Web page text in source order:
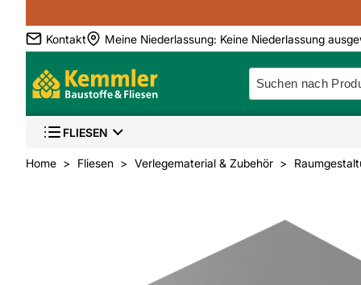
Kontakt
Meine Niederlassung: Keine Niederlassung
FLIESEN
Home Fliesen Verlegematerial & Zubehör